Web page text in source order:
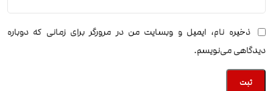
ذخیره نام، ایمیل و وبسایت من در مرورگر برای زمانی که دوباره
دیدگاهی می‌نویسم.